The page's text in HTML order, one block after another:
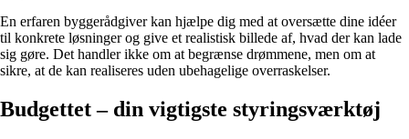
En erfaren byggerådgiver kan hjælpe dig med at oversætte dine idéer
til konkrete løsninger og give et realistisk billede af, hvad der kan lade
sig gøre. Det handler ikke om at begrænse drømmene, men om at
sikre, at de kan realiseres uden ubehagelige overraskelser.
Budgettet – din vigtigste styringsværktøj